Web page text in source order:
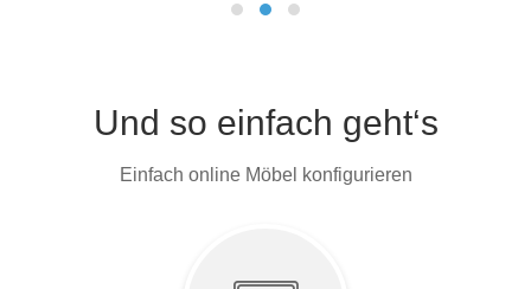
Und so einfach geht‘s
Einfach online Möbel konfigurieren